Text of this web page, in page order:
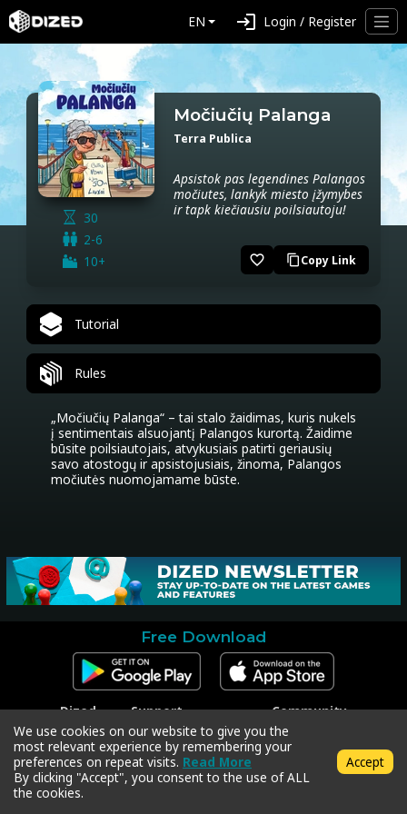
EN login Login / Register
30
2-6
10+
Močiučių Palanga
Terra Publica
Apsistok pas legendines Palangos
močiutes, lankyk miesto įžymybes
ir tapk kiečiausiu poilsiautoju!
favorite_border content_copyCopy Link
Tutorial
Rules
„Močiučių Palanga“ – tai stalo žaidimas, kuris nukels
į sentimentais alsuojantį Palangos kurortą. Žaidime
būsite poilsiautojais, atvykusiais patirti geriausių
savo atostogų ir apsistojusiais, žinoma, Palangos
močiutės nuomojamame būste.
Free Download
Dized
Contact
Press
Support
Contact Support
Code Redeem
Privacy Policy
Terms & Conditions
Community
Facebook
Instagram
Twitter
We use cookies on our website to give you the
most relevant experience by remembering your
preferences on repeat visits. Read More
By clicking "Accept", you consent to the use of ALL
the cookies.
Accept